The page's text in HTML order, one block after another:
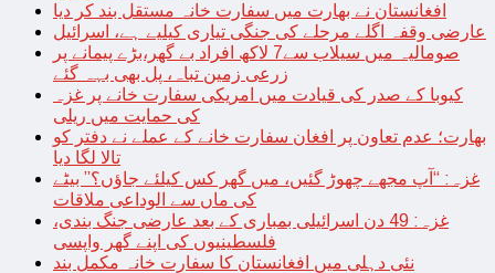
افغانستان نے بھارت میں سفارت خانہ مستقل بند کر دیا
عارضی وقفہ اگلے مرحلے کی جنگی تیاری کیلیے ہے، اسرائیل
صومالیہ میں سیلاب سے7 لاکھ افراد بے گھر،بڑے پیمانے پر
زرعی زمین تباہ، پل بھی بہہ گئے
کیوبا کے صدر کی قیادت میں امریکی سفارت خانے پر غزہ
کی حمایت میں ریلی
بھارت؛ عدم تعاون پر افغان سفارت خانے کے عملے نے دفتر کو
تالا لگا دیا
غزہ: “آپ مجھے چھوڑ گئیں، میں گھر کس کیلئے جاؤں؟” بیٹے
کی ماں سے الوداعی ملاقات
غزہ: 49 دن اسرائیلی بمباری کے بعد عارضی جنگ بندی،
فلسطینیوں کی اپنے گھر واپسی
نئی دہلی میں افغانستان کا سفارت خانہ مکمل بند